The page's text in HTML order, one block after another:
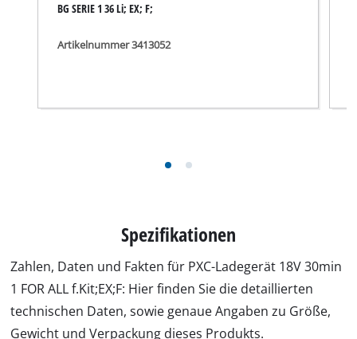
BG SERIE 1 36 Li; EX; F;
Artikelnummer 3413052
Spezifikationen
Zahlen, Daten und Fakten für PXC-Ladegerät 18V 30min
1 FOR ALL f.Kit;EX;F: Hier finden Sie die detaillierten
technischen Daten, sowie genaue Angaben zu Größe,
Gewicht und Verpackung dieses Produkts.